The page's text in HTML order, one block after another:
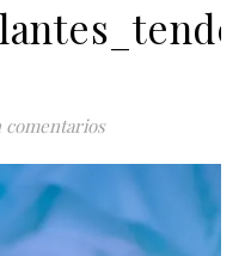
comentarios